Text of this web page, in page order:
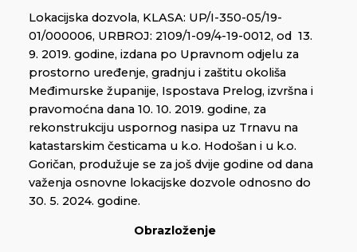
Lokacijska dozvola, KLASA: UP/I-350-05/19-
01/000006, URBROJ: 2109/1-09/4-19-0012, od 13.
9. 2019. godine, izdana po Upravnom odjelu za
prostorno uređenje, gradnju i zaštitu okoliša
Međimurske županije, Ispostava Prelog, izvršna i
pravomoćna dana 10. 10. 2019. godine, za
rekonstrukciju uspornog nasipa uz Trnavu na
katastarskim česticama u k.o. Hodošan i u k.o.
Goričan, produžuje se za još dvije godine od dana
važenja osnovne lokacijske dozvole odnosno do
30. 5. 2024. godine.
Obrazloženje